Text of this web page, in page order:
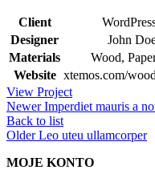
Client
Designer
John
Materials
Wood,
Website xtemos.com/wood
View Project
Newer Imperdiet mauris a
Back to list
Older Leo uteu ullamcorper
MOJE KONTO